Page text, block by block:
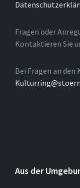
Fragen oder
Kontaktieren Sie
Bei Fragen an
Aus der